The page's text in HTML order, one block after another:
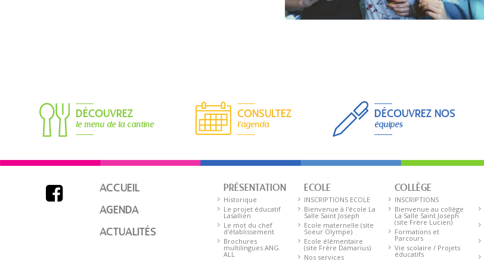
DÉCOUVREZ
le menu de la cantine
CONSULTEZ
l'agenda
DÉCOUVREZ NOS
équipes

ACCUEIL
AGENDA
ACTUALITÉS
PRÉSENTATION
Historique
Le projet éducatif
Lasallien
Le mot du chef
d'établissement
Brochures
multilingues ANG
ALL
ECOLE
INSCRIPTIONS ECOLE
Bienvenue à l'école La
Salle Saint Joseph
Ecole maternelle (site
Soeur Olympe)
Ecole élémentaire
(site Frère Damarius)
Nos services
COLLÈGE
INSCRIPTIONS
Bienvenue au collège
La Salle Saint Joseph
(site Frère Lucien)
Formations et
Parcours
Vie scolaire / Projets
éducatifs